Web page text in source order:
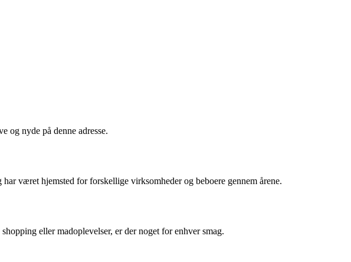
og nyde på denne adresse.
været hjemsted for forskellige virksomheder og beboere gennem årene.
eller madoplevelser, er der noget for enhver smag.